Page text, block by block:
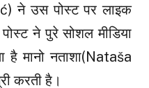
ने उस पोस्ट पर लाइक
ने पुरे सोशल मीडिया
है मानो नताशा(Nataša
करती है।